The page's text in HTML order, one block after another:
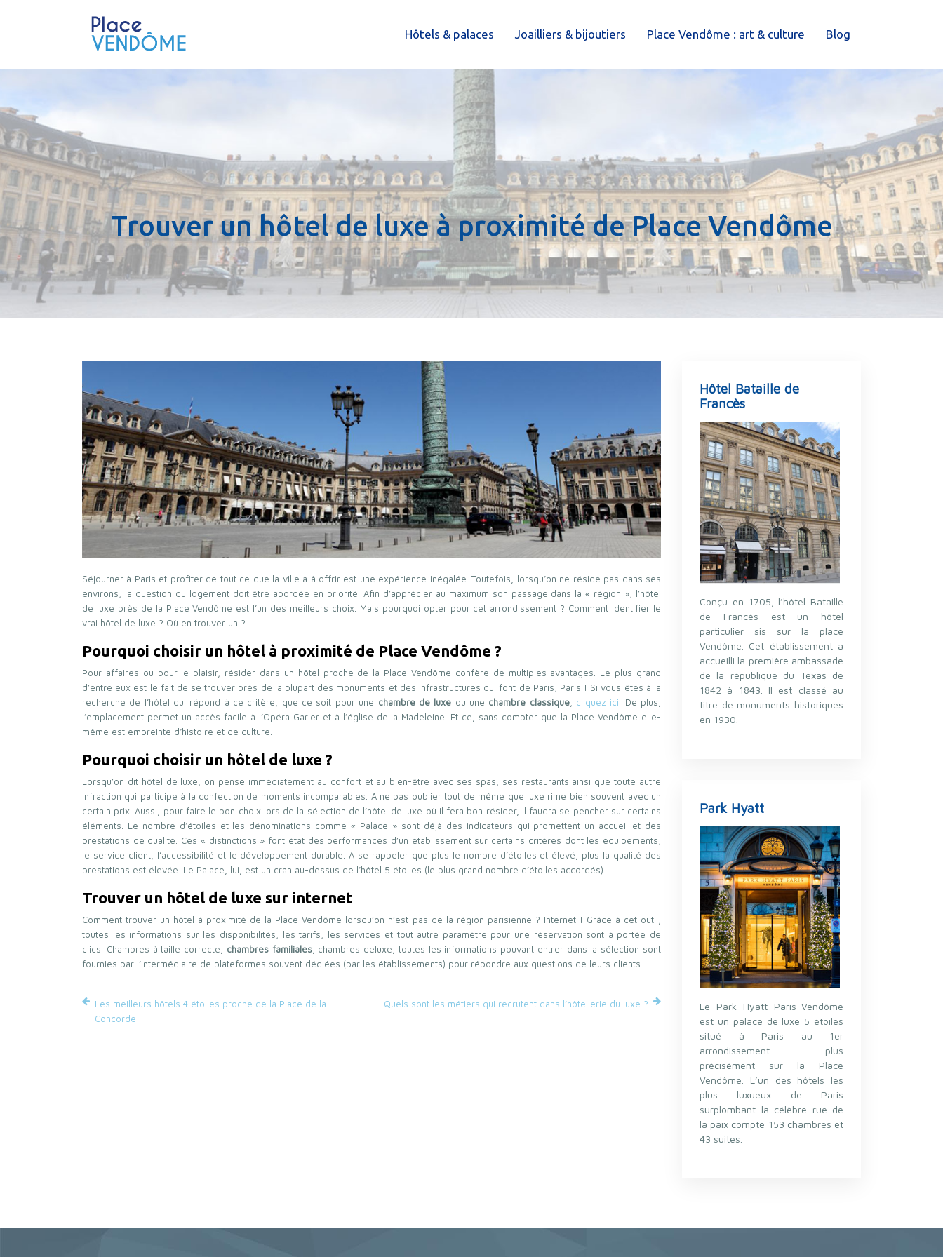
Hôtels & palaces Joailliers & bijoutiers Place Vendôme : art & culture Blog
Trouver un hôtel de luxe à proximité de Place Vendôme
Séjourner à Paris et profiter de tout ce que la ville a à offrir est une expérience inégalée. Toutefois, lorsqu’on ne réside pas dans ses
environs, la question du logement doit être abordée en priorité. Afin d’apprécier au maximum son passage dans la « région », l’hôtel
de luxe près de la Place Vendôme est l’un des meilleurs choix. Mais pourquoi opter pour cet arrondissement ? Comment identifier le
vrai hôtel de luxe ? Où en trouver un ?
Pourquoi choisir un hôtel à proximité de Place Vendôme ?
Pour affaires ou pour le plaisir, résider dans un hôtel proche de la Place Vendôme confère de multiples avantages. Le plus grand
d’entre eux est le fait de se trouver près de la plupart des monuments et des infrastructures qui font de Paris, Paris ! Si vous êtes à la
recherche de l’hôtel qui répond à ce critère, que ce soit pour une chambre de luxe ou une chambre classique, cliquez ici. De plus,
l’emplacement permet un accès facile à l’Opéra Garier et à l’église de la Madeleine. Et ce, sans compter que la Place Vendôme elle-
même est empreinte d’histoire et de culture.
Pourquoi choisir un hôtel de luxe ?
Lorsqu’on dit hôtel de luxe, on pense immédiatement au confort et au bien-être avec ses spas, ses restaurants ainsi que toute autre
infraction qui participe à la confection de moments incomparables. A ne pas oublier tout de même que luxe rime bien souvent avec un
certain prix. Aussi, pour faire le bon choix lors de la sélection de l’hôtel de luxe où il fera bon résider, il faudra se pencher sur certains
éléments. Le nombre d’étoiles et les dénominations comme « Palace » sont déjà des indicateurs qui promettent un accueil et des
prestations de qualité. Ces « distinctions » font état des performances d’un établissement sur certains critères dont les équipements,
le service client, l’accessibilité et le développement durable. A se rappeler que plus le nombre d’étoiles et élevé, plus la qualité des
prestations est élevée. Le Palace, lui, est un cran au-dessus de l’hôtel 5 étoiles (le plus grand nombre d’étoiles accordés).
Trouver un hôtel de luxe sur internet
Comment trouver un hôtel à proximité de la Place Vendôme lorsqu’on n’est pas de la région parisienne ? Internet ! Grâce à cet outil,
toutes les informations sur les disponibilités, les tarifs, les services et tout autre paramètre pour une réservation sont à portée de
clics. Chambres à taille correcte, chambres familiales, chambres deluxe, toutes les informations pouvant entrer dans la sélection sont
fournies par l’intermédiaire de plateformes souvent dédiées (par les établissements) pour répondre aux questions de leurs clients.
Les meilleurs hôtels 4 étoiles proche de la Place de la
Concorde
Quels sont les métiers qui recrutent dans l’hôtellerie du luxe ?
Hôtel Bataille de
Francès
Conçu en 1705, l’hôtel Bataille
de Francès est un hôtel
particulier sis sur la place
Vendôme. Cet établissement a
accueilli la première ambassade
de la république du Texas de
1842 à 1843. Il est classé au
titre de monuments historiques
en 1930.
Park Hyatt
Le Park Hyatt Paris-Vendôme
est un palace de luxe 5 étoiles
situé à Paris au 1er
arrondissement plus
précisément sur la Place
Vendôme. L’un des hôtels les
plus luxueux de Paris
surplombant la célèbre rue de
la paix compte 153 chambres et
43 suites.